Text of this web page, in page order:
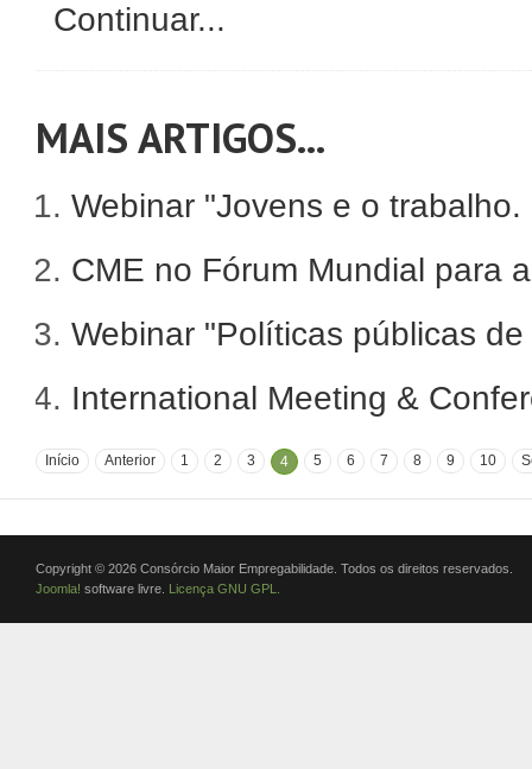
Continuar...
MAIS ARTIGOS...
Webinar "Jovens e o
CME no Fórum Mundial para
Webinar "Políticas públicas
International Meeting &
Início Anterior 1 2 3 4 5 6 7 8 9 10
Copyright © 2026 Consórcio Maior Empregabilidade. Todos os direitos reservados.
Joomla! software livre. Licença GNU GPL.